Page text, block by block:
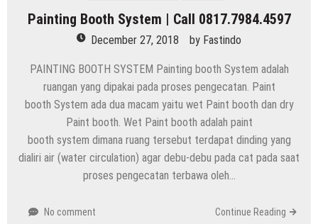
Painting Booth System | Call 0817.7984.4597
December 27, 2018 by Fastindo
PAINTING BOOTH SYSTEM Painting booth System adalah
ruangan yang dipakai pada proses pengecatan. Paint
booth System ada dua macam yaitu wet Paint booth dan dry
Paint booth. Wet Paint booth adalah paint
booth system dimana ruang tersebut terdapat dinding yang
dialiri air (water circulation) agar debu-debu pada cat pada saat
proses pengecatan terbawa oleh…
No comment Continue Reading